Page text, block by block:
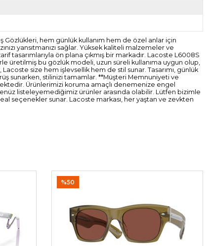
Gözlükleri, hem günlük kullanım hem de özel anlar için
yansıtmanızı sağlar. Yüksek kaliteli malzemeler ve
tasarımlarıyla ön plana çıkmış bir markadır. Lacoste L6008S
üretilmiş bu gözlük modeli, uzun süreli kullanıma uygun olup,
Lacoste size hem işlevsellik hem de stil sunar. Tasarımı, günlük
sunarken, stilinizi tamamlar. **Müşteri Memnuniyeti ve
Ürünlerimizi koruma amaçlı denemenize engel
listeleyemediğimiz ürünler arasında olabilir. Lütfen bizimle
seçenekler sunar. Lacoste markası, her yaştan ve zevkten
%50